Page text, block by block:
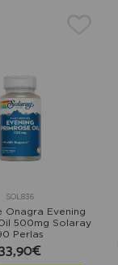
SOL836
Onagra Evening
500mg Solaray
Perlas